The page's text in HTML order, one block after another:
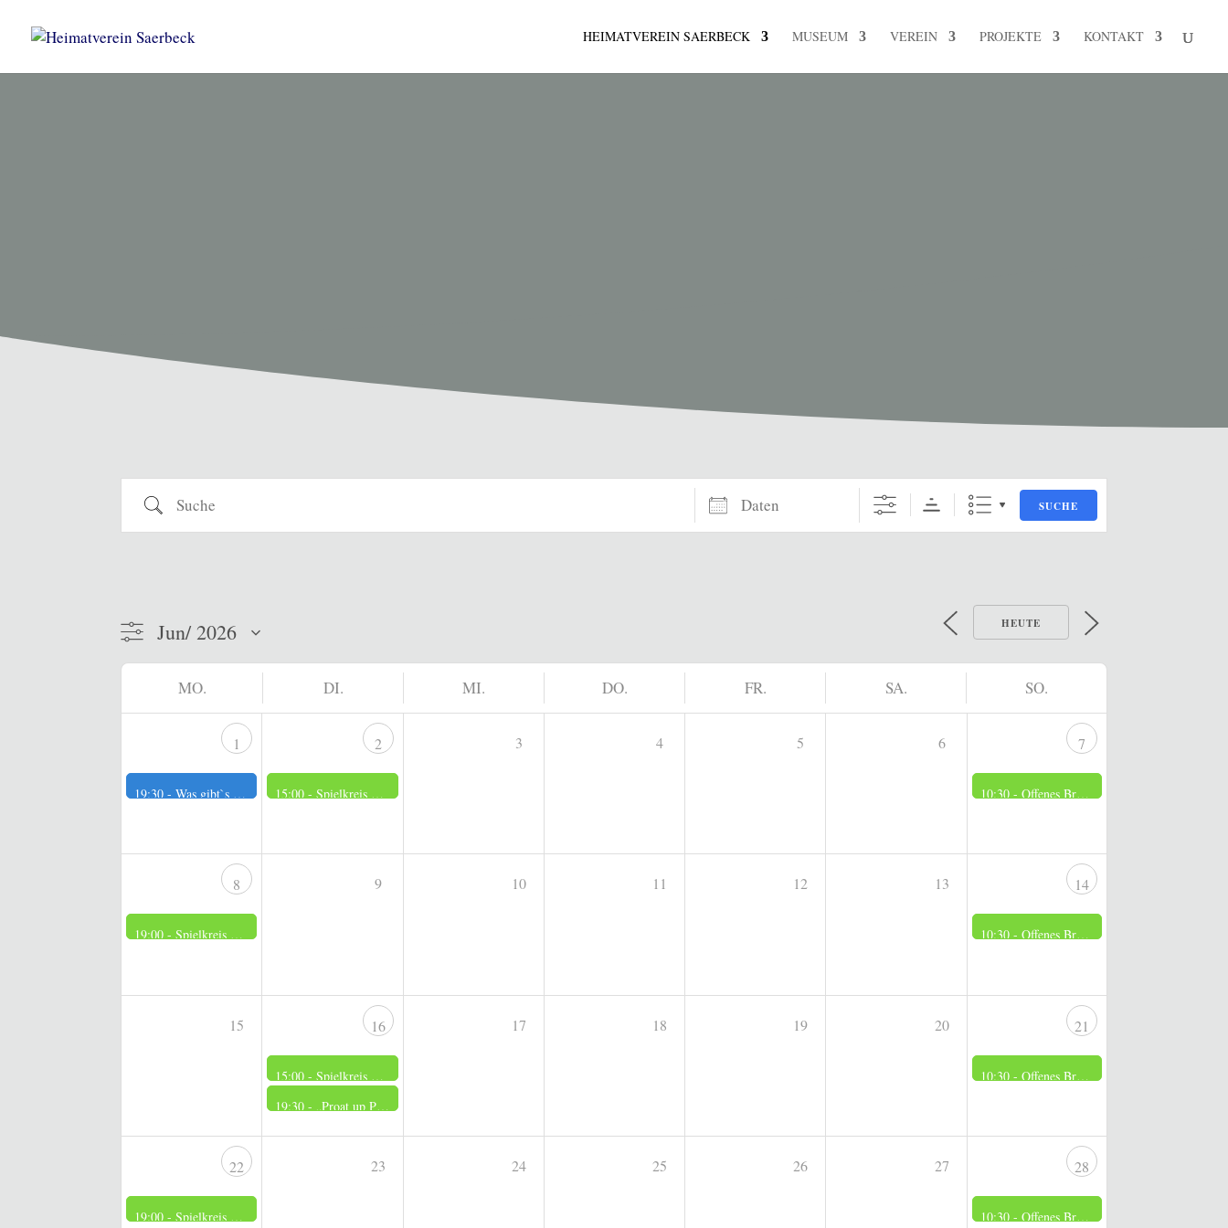
HEIMATVEREIN SAERBECK MUSEUM VEREIN PROJEKTE KONTAKT
Suche Daten SUCHE
HEUTE
MO. DI. MI. DO. FR. SA. SO.
1
19:30 - Was gibt`s Neues?
2
15:00 -Spielkreis der Männer
3 4 5 6 7
10:30 - Offenes Brennerei Museum
8
19:00 - Spielkreis der Frauen
9 10 11 12 13 14
10:30 - Offenes Brennerei Museum
15 16
15:00 -Spielkreis der Männer
19:30 - „Proat up Platt“
17 18 19 20 21
10:30 - Offenes Brennerei Museum
22
19:00 - Spielkreis der Frauen
23 24 25 26 27 28
10:30 - Offenes Brennerei Museum